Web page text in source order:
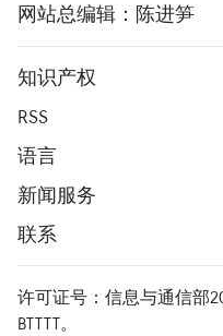
网站总编辑：陈进笋
知识产权
RSS
语言
新闻服务
联系
许可证号：信息与通信部
BTTTT。